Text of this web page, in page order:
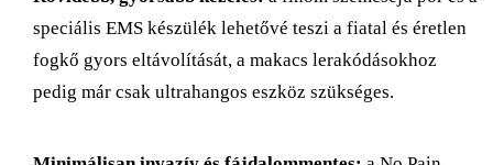
speciális EMS készülék lehetővé teszi a fiatal és éretlen
fogkő gyors eltávolítását, a makacs lerakódásokhoz
pedig már csak ultrahangos eszköz szükséges.